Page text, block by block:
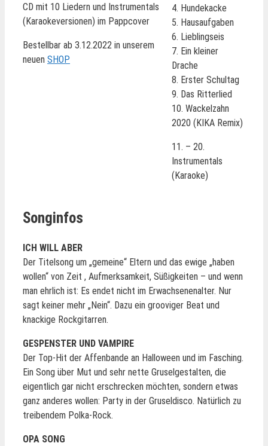
CD mit 10 Liedern und Instrumentals
(Karaokeversionen) im Pappcover
Bestellbar ab 3.12.2022 in unserem
neuen SHOP
4. Hundekacke
5. Hausaufgaben
6. Lieblingseis
7. Ein kleiner
Drache
8. Erster Schultag
9. Das Ritterlied
10. Wackelzahn
2020 (KIKA Remix)
11. – 20.
Instrumentals
(Karaoke)
Songinfos
ICH WILL ABER
Der Titelsong um „gemeine“ Eltern und das ewige „haben
wollen“ von Zeit , Aufmerksamkeit, Süßigkeiten – und wenn
man ehrlich ist: Es endet nicht im Erwachsenenalter. Nur
sagt keiner mehr „Nein“. Dazu ein grooviger Beat und
knackige Rockgitarren.
GESPENSTER UND VAMPIRE
Der Top-Hit der Affenbande an Halloween und im Fasching.
Ein Song über Mut und sehr nette Gruselgestalten, die
eigentlich gar nicht erschrecken möchten, sondern etwas
ganz anderes wollen: Party in der Gruseldisco. Natürlich zu
treibendem Polka-Rock.
OPA SONG